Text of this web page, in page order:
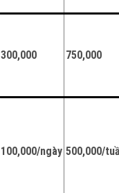
300,000 750,000
100,000/ngày 500,000/